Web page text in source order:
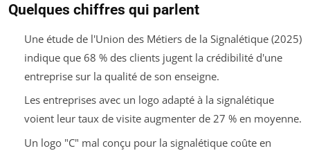
Quelques chiffres qui parlent
Une étude de l'Union des Métiers de la Signalétique (2025)
indique que 68 % des clients jugent la crédibilité d'une
entreprise sur la qualité de son enseigne.
Les entreprises avec un logo adapté à la signalétique
voient leur taux de visite augmenter de 27 % en moyenne.
Un logo "C" mal conçu pour la signalétique coûte en